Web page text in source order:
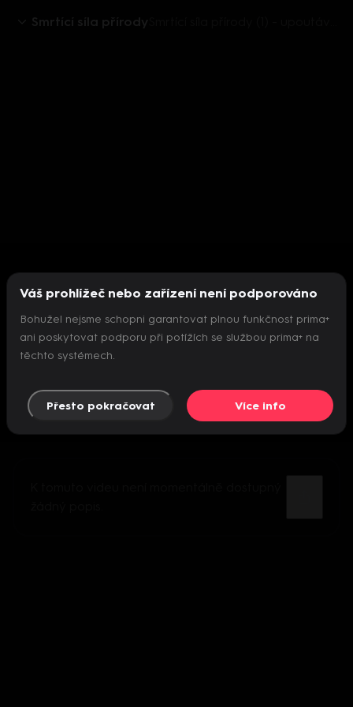
Smrtící síla přírody
Nepodařilo se inicializovat přehrávač
Váš prohlížeč nebo zařízení není podporováno
Bohužel nejsme schopni garantovat plnou funkčnost prima+
ani poskytovat podporu při potížích se službou prima+ na
těchto systémech.
Přesto pokračovat Více info